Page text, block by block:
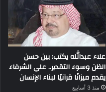
علاء عبدالله يكتب: بين حسن
الظن وسوء التقدير.. علي الشرفاء
يقدم ميزانًا قرآنيًا لبناء الإنسان
منذ 3 أسابيع